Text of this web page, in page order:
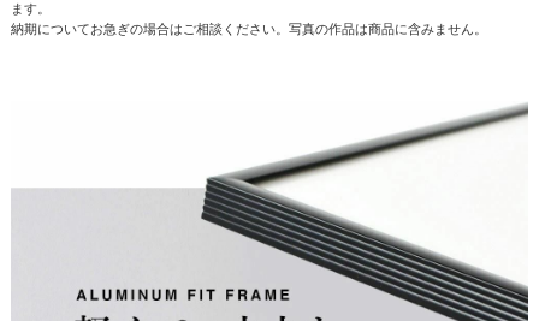
ます。
納期についてお急ぎの場合はご相談ください。写真の作品は商品に含みません。